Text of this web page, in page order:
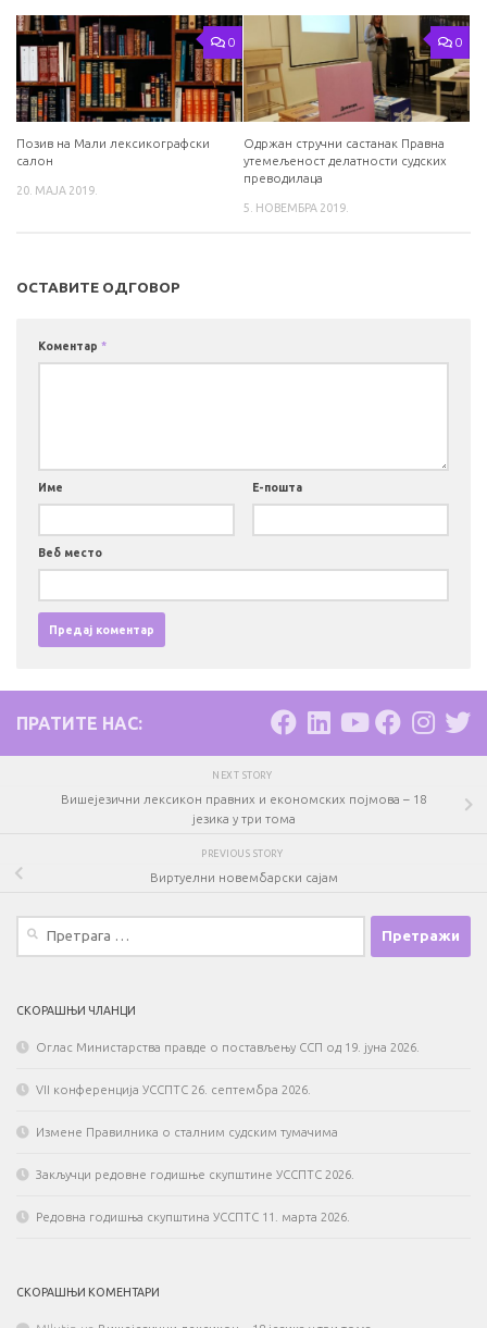
0
Позив на Мали лексикографски
салон
20. МАЈА 2019.
0
Одржан стручни састанак Правна
утемељеност делатности судских
преводилаца
5. НОВЕМБРА 2019.
ОСТАВИТЕ ОДГОВОР
Коментар *
Име Е-пошта
Веб место
ПРАТИТЕ НАС:
NEXT STORY
Вишејезични лексикон правних и економских појмова – 18
језика у три тома
PREVIOUS STORY
Виртуелни новембарски сајам
СКОРАШЊИ ЧЛАНЦИ
Оглас Министарства правде о постављењу ССП од 19. јуна 2026.
VII конференција УССПТС 26. септембра 2026.
Измене Правилника о сталним судским тумачима
Закључци редовне годишње скупштине УССПТС 2026.
Редовна годишња скупштина УССПТС 11. марта 2026.
СКОРАШЊИ КОМЕНТАРИ